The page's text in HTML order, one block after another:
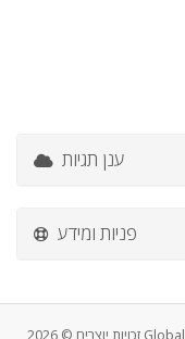
ענן תגיות
פניות ומידע